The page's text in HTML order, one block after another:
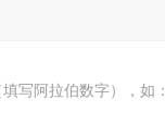
写阿拉伯数字），如